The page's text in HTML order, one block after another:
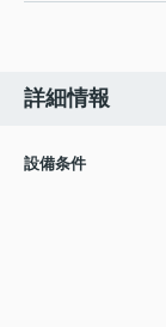
詳細情報
設備条件